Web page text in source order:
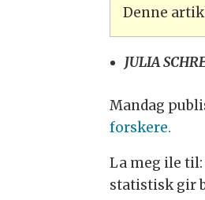
Denne
JULIA
Mandag
forskere.
La meg ile
statistisk gir